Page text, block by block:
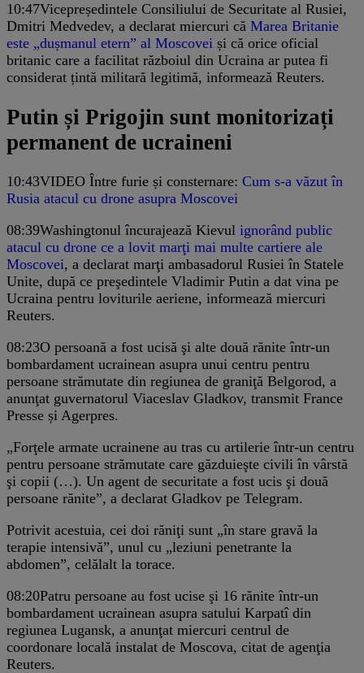
10:47Vicepreședintele Consiliului de Securitate al Rusiei,
Dmitri Medvedev, a declarat miercuri că Marea Britanie
este „dușmanul etern” al Moscovei și că orice oficial
britanic care a facilitat războiul din Ucraina ar putea fi
considerat țintă militară legitimă, informează Reuters.
Putin și Prigojin sunt monitorizați
permanent de ucraineni
10:43VIDEO Între furie și consternare: Cum s-a văzut în
Rusia atacul cu drone asupra Moscovei
08:39Washingtonul încurajează Kievul ignorând public
atacul cu drone ce a lovit marţi mai multe cartiere ale
Moscovei, a declarat marţi ambasadorul Rusiei în Statele
Unite, după ce preşedintele Vladimir Putin a dat vina pe
Ucraina pentru loviturile aeriene, informează miercuri
Reuters.
08:23O persoană a fost ucisă şi alte două rănite într-un
bombardament ucrainean asupra unui centru pentru
persoane strămutate din regiunea de graniţă Belgorod, a
anunţat guvernatorul Viaceslav Gladkov, transmit France
Presse și Agerpres.
„Forţele armate ucrainene au tras cu artilerie într-un centru
pentru persoane strămutate care găzduieşte civili în vârstă
şi copii (…). Un agent de securitate a fost ucis şi două
persoane rănite”, a declarat Gladkov pe Telegram.
Potrivit acestuia, cei doi răniţi sunt „în stare gravă la
terapie intensivă”, unul cu „leziuni penetrante la
abdomen”, celălalt la torace.
08:20Patru persoane au fost ucise şi 16 rănite într-un
bombardament ucrainean asupra satului Karpatî din
regiunea Lugansk, a anunţat miercuri centrul de
coordonare locală instalat de Moscova, citat de agenţia
Reuters.